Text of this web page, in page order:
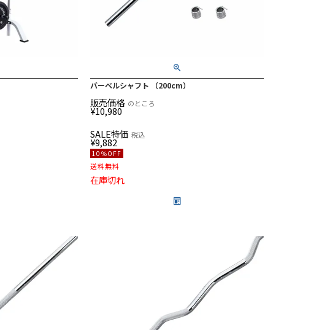
バーベルシャフト （200cm）
販売価格
¥10,980
のところ
SALE特価
¥9,882
税込
10％OFF
送料無料
在庫切れ